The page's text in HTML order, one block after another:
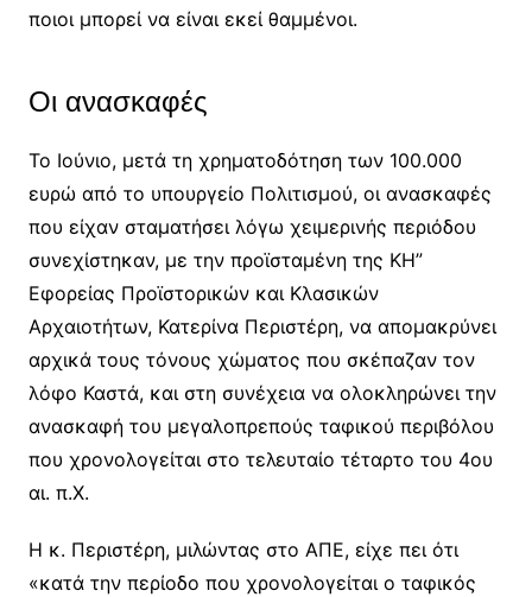
ποιοι μπορεί να είναι εκεί θαμμένοι.
Οι ανασκαφές
Το Ιούνιο, μετά τη χρηματοδότηση των 100.000
ευρώ από το υπουργείο Πολιτισμού, οι ανασκαφές
που είχαν σταματήσει λόγω χειμερινής περιόδου
συνεχίστηκαν, με την προϊσταμένη της ΚΗ”
Εφορείας Προϊστορικών και Κλασικών
Αρχαιοτήτων, Κατερίνα Περιστέρη, να απομακρύνει
αρχικά τους τόνους χώματος που σκέπαζαν τον
λόφο Καστά, και στη συνέχεια να ολοκληρώνει την
ανασκαφή του μεγαλοπρεπούς ταφικού περιβόλου
που χρονολογείται στο τελευταίο τέταρτο του 4ου
αι. π.Χ.
Η κ. Περιστέρη, μιλώντας στο ΑΠΕ, είχε πει ότι
«κατά την περίοδο που χρονολογείται ο ταφικός